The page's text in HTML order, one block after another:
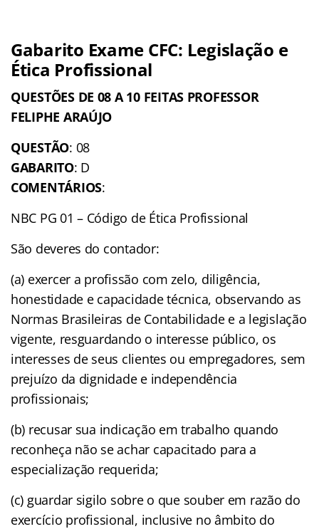
Gabarito Exame CFC: Legislação e
Ética Profissional
QUESTÕES DE 08 A 10 FEITAS PROFESSOR
FELIPHE ARAÚJO
QUESTÃO: 08
GABARITO: D
COMENTÁRIOS:
NBC PG 01 – Código de Ética Profissional
São deveres do contador:
(a) exercer a profissão com zelo, diligência,
honestidade e capacidade técnica, observando as
Normas Brasileiras de Contabilidade e a legislação
vigente, resguardando o interesse público, os
interesses de seus clientes ou empregadores, sem
prejuízo da dignidade e independência
profissionais;
(b) recusar sua indicação em trabalho quando
reconheça não se achar capacitado para a
especialização requerida;
(c) guardar sigilo sobre o que souber em razão do
exercício profissional, inclusive no âmbito do